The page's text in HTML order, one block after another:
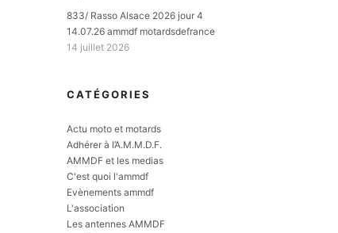
833/ Rasso Alsace 2026 jour 4
14.07.26 ammdf motardsdefrance
14 juillet 2026
CATÉGORIES
Actu moto et motards
Adhérer à l’A.M.M.D.F.
AMMDF et les medias
C'est quoi l'ammdf
Evènements ammdf
L'association
Les antennes AMMDF